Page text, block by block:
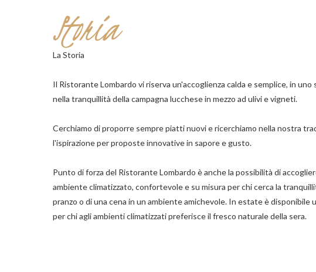
Storia
La Storia
Il Ristorante Lombardo vi riserva un'accoglienza calda e semplice, in
nella tranquillità della campagna lucchese in mezzo ad ulivi e vigneti.
Cerchiamo di proporre sempre piatti nuovi e ricerchiamo nella nostra
l'ispirazione per proposte innovative in sapore e gusto.
Punto di forza del Ristorante Lombardo è anche la possibilità di
ambiente climatizzato, confortevole e su misura per chi cerca la
pranzo o di una cena in un ambiente amichevole. In estate è disponibile
per chi agli ambienti climatizzati preferisce il fresco naturale della sera.